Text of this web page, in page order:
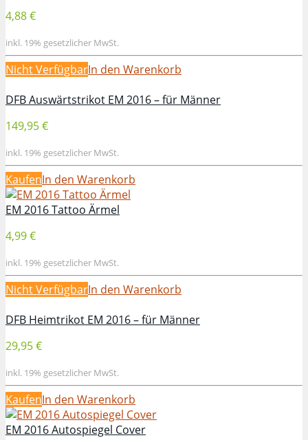
4,88 €
inkl. 19% gesetzlicher MwSt.
Nicht VerfügbarIn den Warenkorb
DFB Auswärtstrikot EM 2016 – für Männer
149,95 €
inkl. 19% gesetzlicher MwSt.
KaufenIn den Warenkorb
EM 2016 Tattoo Ärmel
4,99 €
inkl. 19% gesetzlicher MwSt.
Nicht VerfügbarIn den Warenkorb
DFB Heimtrikot EM 2016 – für Männer
29,95 €
inkl. 19% gesetzlicher MwSt.
KaufenIn den Warenkorb
EM 2016 Autospiegel Cover